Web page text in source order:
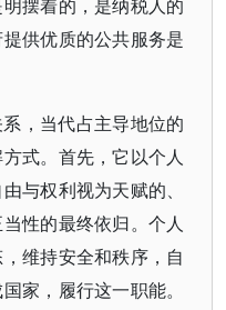
摆着的，是纳税人的
供优质的公共服务是
，当代占主导地位的
式。首先，它以个人
与权利视为天赋的、
性的最终依归。个人
维持安全和秩序，自
家，履行这一职能。